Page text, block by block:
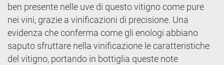
ben presente nelle uve di questo vitigno come pure
nei vini, grazie a vinificazioni di precisione. Una
evidenza che conferma come gli enologi abbiano
saputo sfruttare nella vinificazione le caratteristiche
del vitigno, portando in bottiglia queste note